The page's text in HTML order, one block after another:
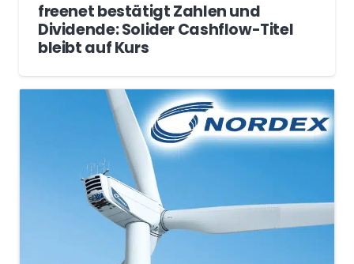
freenet bestätigt Zahlen und
Dividende: Solider Cashflow-Titel
bleibt auf Kurs